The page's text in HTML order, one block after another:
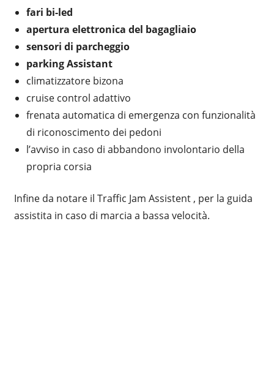
fari bi-led
apertura elettronica del bagagliaio
sensori di parcheggio
parking Assistant
climatizzatore bizona
cruise control adattivo
frenata automatica di emergenza con funzionalità
di riconoscimento dei pedoni
l’avviso in caso di abbandono involontario della
propria corsia
Infine da notare il Traffic Jam Assistent , per la guida
assistita in caso di marcia a bassa velocità.